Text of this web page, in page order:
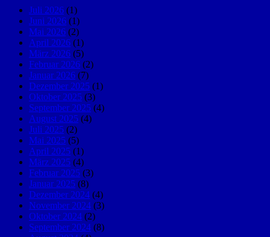
Juli 2026 (1)
Juni 2026 (1)
Mai 2026 (2)
April 2026 (1)
März 2026 (5)
Februar 2026 (2)
Januar 2026 (7)
Dezember 2025 (1)
Oktober 2025 (3)
September 2025 (4)
August 2025 (4)
Juli 2025 (2)
Mai 2025 (5)
April 2025 (1)
März 2025 (4)
Februar 2025 (3)
Januar 2025 (8)
Dezember 2024 (4)
November 2024 (3)
Oktober 2024 (2)
September 2024 (8)